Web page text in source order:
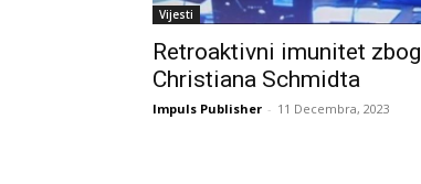
Vijesti
Retroaktivni imunitet zbog
Christiana Schmidta
Impuls Publisher - 11 Decembra, 2023